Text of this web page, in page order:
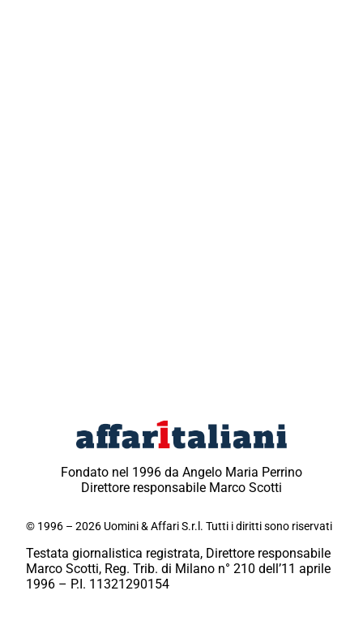
Fondato nel 1996 da Angelo Maria Perrino
Direttore responsabile Marco Scotti
© 1996 – 2026 Uomini & Affari S.r.l. Tutti i diritti sono riservati
Testata giornalistica registrata, Direttore responsabile
Marco Scotti, Reg. Trib. di Milano n° 210 dell’11 aprile
1996 – P.I. 11321290154